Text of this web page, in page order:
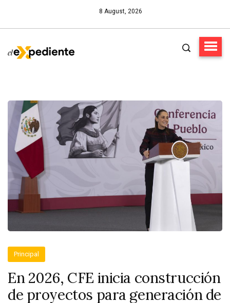
8 August, 2026
Principal
En 2026, CFE inicia construcción
de proyectos para generación de